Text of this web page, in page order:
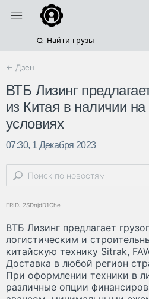
Найти грузы
← Дзен
ВТБ Лизинг
из Китая в наличии
условиях
07:30, 1 Декабря 2023
ERID: 2SDnjdD1Che
ВТБ Лизинг предлагает
логистическим и
китайскую технику Sitrak,
Доставка в любой регион
При оформлении техники в
различные опции